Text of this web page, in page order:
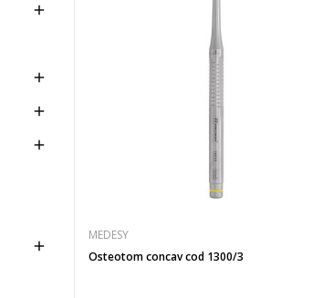





MEDESY
Osteotom concav cod 1300/3